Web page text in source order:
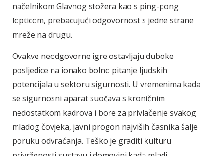
načelnikom Glavnog stožera kao s ping-pong
lopticom, prebacujući odgovornost s jedne strane
mreže na drugu.
Ovakve neodgovorne igre ostavljaju duboke
posljedice na ionako bolno pitanje ljudskih
potencijala u sektoru sigurnosti. U vremenima kada
se sigurnosni aparat suočava s kroničnim
nedostatkom kadrova i bore za privlačenje svakog
mladog čovjeka, javni progon najviših časnika šalje
poruku odvraćanja. Teško je graditi kulturu